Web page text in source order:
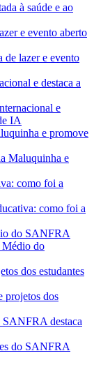
à saúde e ao
de lazer e evento
e
IA
Maluquinha e
como foi a
Médio do
projetos dos
do SANFRA